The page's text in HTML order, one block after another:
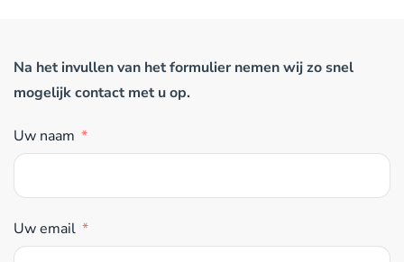
Na het invullen van het formulier nemen wij zo snel
mogelijk contact met u op.
Uw naam
Uw email